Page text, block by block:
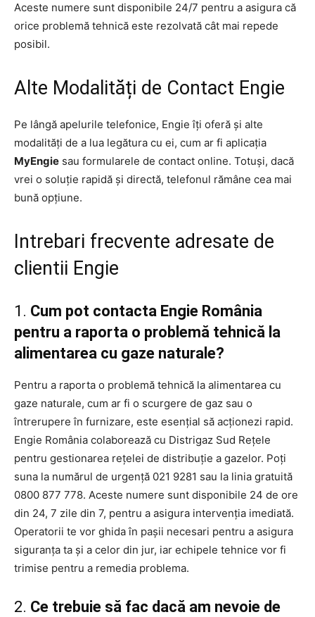
Aceste numere sunt disponibile 24/7 pentru a asigura că
orice problemă tehnică este rezolvată cât mai repede
posibil.
Alte Modalități de Contact Engie
Pe lângă apelurile telefonice, Engie îți oferă și alte
modalități de a lua legătura cu ei, cum ar fi aplicația
MyEngie sau formularele de contact online. Totuși, dacă
vrei o soluție rapidă și directă, telefonul rămâne cea mai
bună opțiune.
Intrebari frecvente adresate de
clientii Engie
1. Cum pot contacta Engie România
pentru a raporta o problemă tehnică la
alimentarea cu gaze naturale?
Pentru a raporta o problemă tehnică la alimentarea cu
gaze naturale, cum ar fi o scurgere de gaz sau o
întrerupere în furnizare, este esențial să acționezi rapid.
Engie România colaborează cu Distrigaz Sud Rețele
pentru gestionarea rețelei de distribuție a gazelor. Poți
suna la numărul de urgență 021 9281 sau la linia gratuită
0800 877 778. Aceste numere sunt disponibile 24 de ore
din 24, 7 zile din 7, pentru a asigura intervenția imediată.
Operatorii te vor ghida în pașii necesari pentru a asigura
siguranța ta și a celor din jur, iar echipele tehnice vor fi
trimise pentru a remedia problema.
2. Ce trebuie să fac dacă am nevoie de